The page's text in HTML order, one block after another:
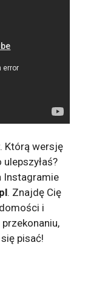
. Którą wersję
Instagramie
. Znajdę Cię
i
pisać!